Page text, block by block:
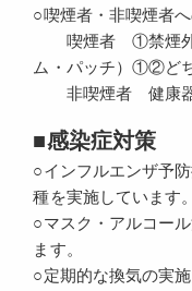
○喫煙者・非喫煙者
喫煙者 ①禁煙外
ム・パッチ）①②ど
非喫煙者 健康器
■感染症対策
○インフルエンザ予
種を実施しています。
○マスク・アルコー
ます。
○定期的な換気の実